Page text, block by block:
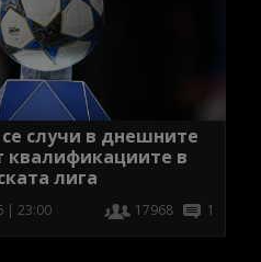
се случи в днешните
квалификациите в
лига
| 23:00 17968 1